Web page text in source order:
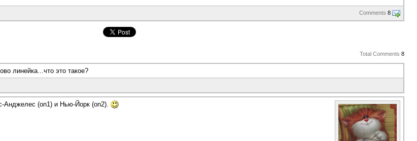
Comments 8
Total Comments 8
линейка...что это такое?
Анджелес (on1) и Нью-Йорк (on2).